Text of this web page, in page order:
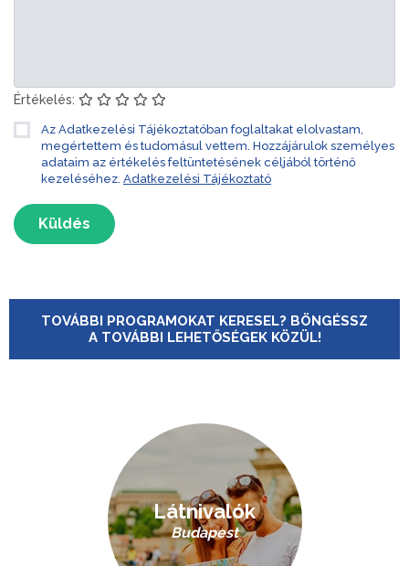
Értékelés:
Az Adatkezelési Tájékoztatóban foglaltakat elolvastam,
megértettem és tudomásul vettem. Hozzájárulok személyes
adataim az értékelés feltüntetésének céljából történő
kezeléséhez. Adatkezelési Tájékoztató
Küldés
TOVÁBBI PROGRAMOKAT KERESEL? BÖNGÉSSZ
A TOVÁBBI LEHETŐSÉGEK KÖZÜL!
Látnivalók
Budapest